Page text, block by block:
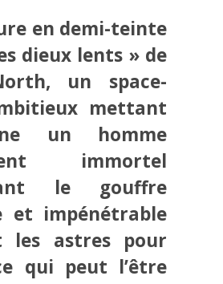
en demi-teinte
dieux lents » de
un space-
mettant
un homme
immortel
le gouffre
et impénétrable
les astres pour
qui peut l’être